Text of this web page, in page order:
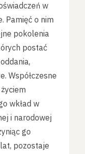
w
Pamięć o nim
pokolenia
postać
Współczesne
wkład w
i narodowej
go
pozostaje